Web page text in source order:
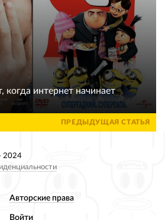
когда интернет начинает
ПРЕДЫДУЩАЯ СТАТЬЯ
Авторские права
Войти
2024